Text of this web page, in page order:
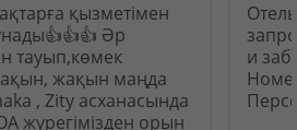
қызметімен
Әр
тауып,көмек
жақын маңда
, Zity асханасында
жүрегімізден орын
и